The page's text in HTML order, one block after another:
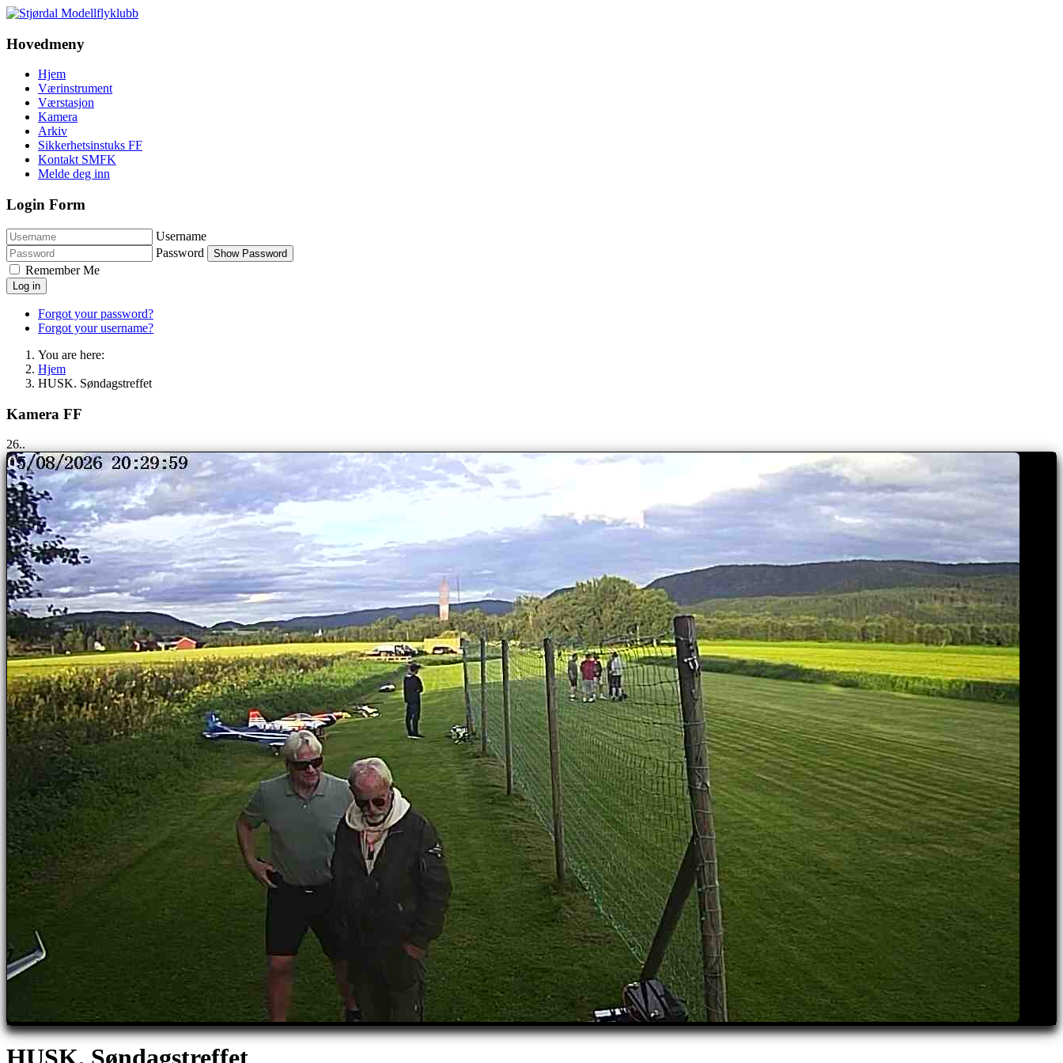
Hovedmeny
Hjem
Værinstrument
Værstasjon
Kamera
Arkiv
Sikkerhetsinstuks FF
Kontakt SMFK
Melde deg inn
Login Form
Username
Password
Show Password
Remember Me
Log in
Forgot your password?
Forgot your username?
You are here:
Hjem
HUSK. Søndagstreffet
Kamera FF
25..
HUSK. Søndagstreffet